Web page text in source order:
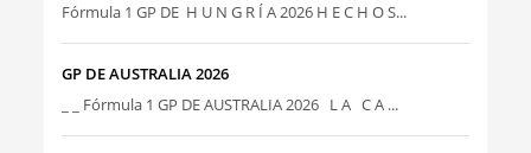
Fórmula 1 GP DE H U N G R Í A 2026 H E C H O S...
GP DE AUSTRALIA 2026
_ _ Fórmula 1 GP DE AUSTRALIA 2026 L A C A ...